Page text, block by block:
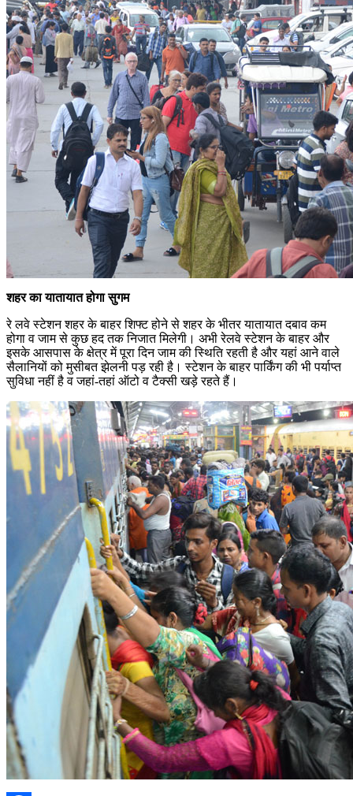
शहर का यातायात होगा सुगम
रे लवे स्टेशन शहर के बाहर शिफ्ट होने से शहर के भीतर यातायात दबाव कम
होगा व जाम से कुछ हद तक निजात मिलेगी। अभी रेलवे स्टेशन के बाहर और
इसके आसपास के क्षेत्र में पूरा दिन जाम की स्थिति रहती है और यहां आने वाले
सैलानियों को मुसीबत झेलनी पड़ रही है। स्टेशन के बाहर पार्किंग की भी पर्याप्त
सुविधा नहीं है व जहां-तहां ऑटो व टैक्सी खड़े रहते हैं।